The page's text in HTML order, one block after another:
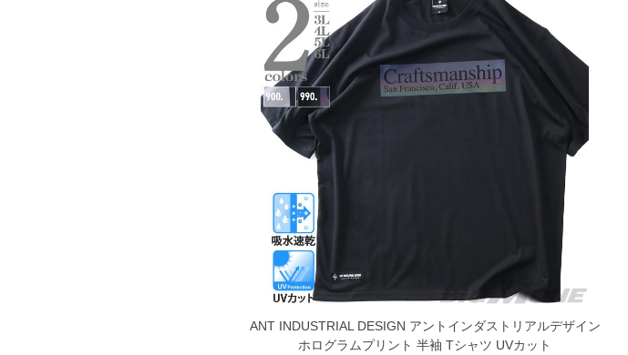
ANT INDUSTRIAL DESIGN アントインダストリアルデザイン
ホログラムプリント 半袖 Tシャツ UVカット